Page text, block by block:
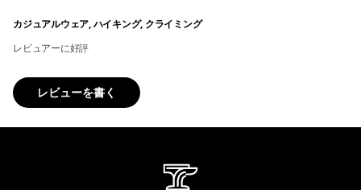
カジュアルウェア, ハイキング, クライミング
レビュアーに好評
レビューを書く